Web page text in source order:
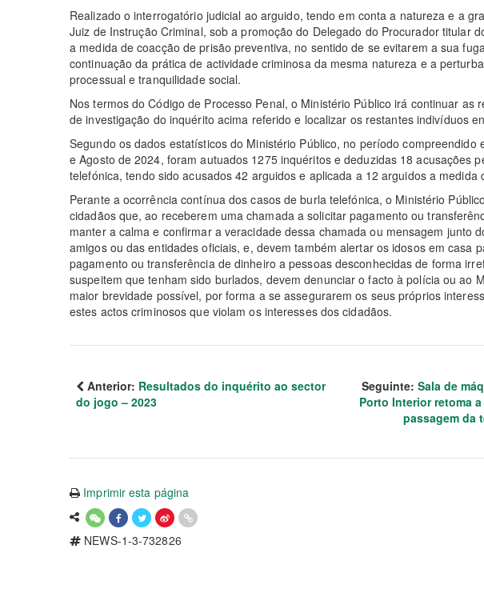
Realizado o interrogatório judicial ao arguido, tendo em conta a natureza e a
Juiz de Instrução Criminal, sob a promoção do Delegado do Procurador titular
a medida de coacção de prisão preventiva, no sentido de se evitarem a sua
continuação da prática de actividade criminosa da mesma natureza e a
processual e tranquilidade social.
Nos termos do Código de Processo Penal, o Ministério Público irá continuar as
de investigação do inquérito acima referido e localizar os restantes indivíduos
Segundo os dados estatísticos do Ministério Público, no período compreendido
e Agosto de 2024, foram autuados 1275 inquéritos e deduzidas 18 acusações
telefónica, tendo sido acusados 42 arguidos e aplicada a 12 arguidos a medida
Perante a ocorrência contínua dos casos de burla telefónica, o Ministério
cidadãos que, ao receberem uma chamada a solicitar pagamento ou
manter a calma e confirmar a veracidade dessa chamada ou mensagem junto
amigos ou das entidades oficiais, e, devem também alertar os idosos em casa
pagamento ou transferência de dinheiro a pessoas desconhecidas de forma
suspeitem que tenham sido burlados, devem denunciar o facto à polícia ou ao
maior brevidade possível, por forma a se assegurarem os seus próprios
estes actos criminosos que violam os interesses dos cidadãos.
Anterior: Resultados do inquérito ao sector
do jogo – 2023
Seguinte: Sala de
Porto Interior retoma
passagem da
Imprimir esta página
NEWS-1-3-732826